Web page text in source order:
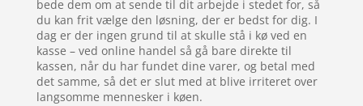
bede dem om at sende til dit arbejde i stedet for, så
du kan frit vælge den løsning, der er bedst for dig. I
dag er der ingen grund til at skulle stå i kø ved en
kasse – ved online handel så gå bare direkte til
kassen, når du har fundet dine varer, og betal med
det samme, så det er slut med at blive irriteret over
langsomme mennesker i køen.